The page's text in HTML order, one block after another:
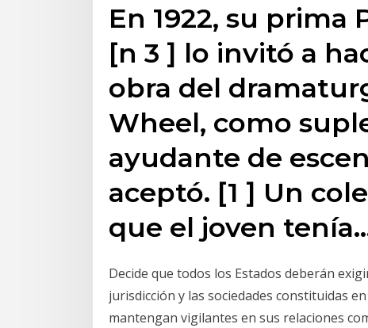
En 1922, su prima
[n 3 ] lo invitó a
obra del
Wheel, como
ayudante de
aceptó. [1 ] Un
que el joven
Decide que todos los Estados deberán
jurisdicción y las sociedades constituidas
mantengan vigilantes en sus relaciones